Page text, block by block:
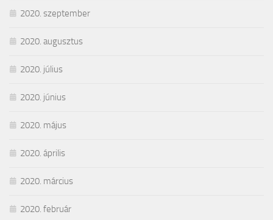
2020. szeptember
2020. augusztus
2020. július
2020. június
2020. május
2020. április
2020. március
2020. február